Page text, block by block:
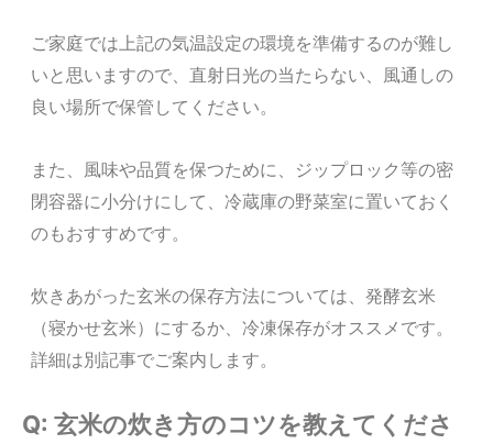
ご家庭では上記の気温設定の環境を準備するのが難し
いと思いますので、直射日光の当たらない、風通しの
良い場所で保管してください。
また、風味や品質を保つために、ジップロック等の密
閉容器に小分けにして、冷蔵庫の野菜室に置いておく
のもおすすめです。
炊きあがった玄米の保存方法については、発酵玄米
（寝かせ玄米）にするか、冷凍保存がオススメです。
詳細は別記事でご案内します。
Q: 玄米の炊き方のコツを教えてくださ